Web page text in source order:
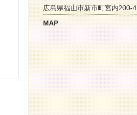
広島県福山市新市町宮内200-4
MAP